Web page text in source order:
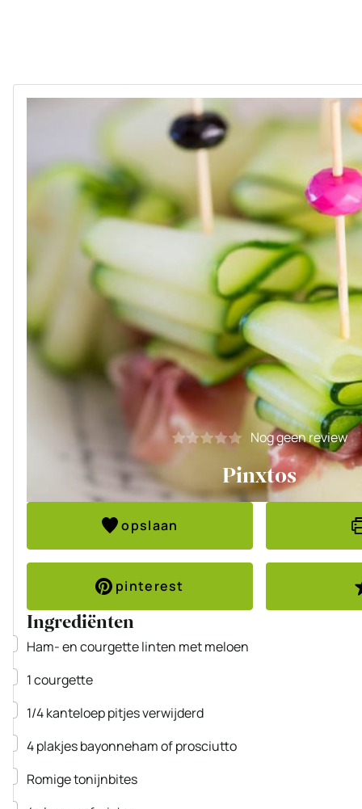
Nog geen review
Pinxtos
opslaan
pinterest
Ingrediënten
▢
Ham- en courgette linten met meloen
▢
1courgette
▢
1/4kanteloeppitjes verwijderd
▢
4plakjes bayonneham of prosciutto
▢
Romige tonijnbites